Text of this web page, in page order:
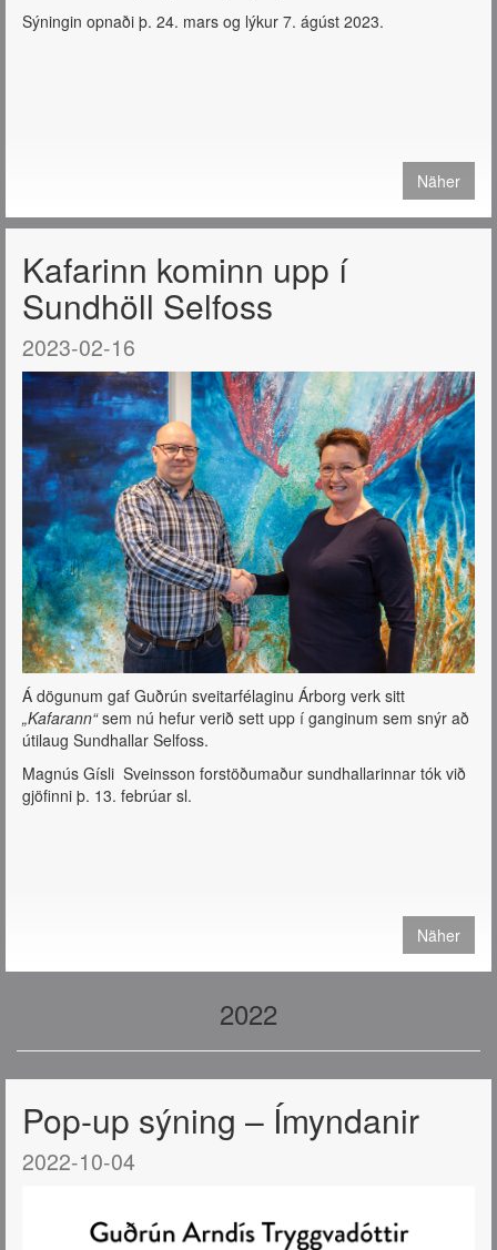
Sýningin opnaði þ. 24. mars og lýkur 7. ágúst 2023.
Näher
Kafarinn kominn upp í
Sundhöll Selfoss
2023-02-16
Á dögunum gaf Guðrún sveitarfélaginu Árborg verk sitt
„Kafarann“sem nú hefur verið sett upp í ganginum sem snýr að
útilaug Sundhallar Selfoss.
Magnús Gísli Sveinsson forstöðumaður sundhallarinnar tók við
gjöfinni þ. 13. febrúar sl.
Näher
2022
Pop-up sýning – Ímyndanir
2022-10-04